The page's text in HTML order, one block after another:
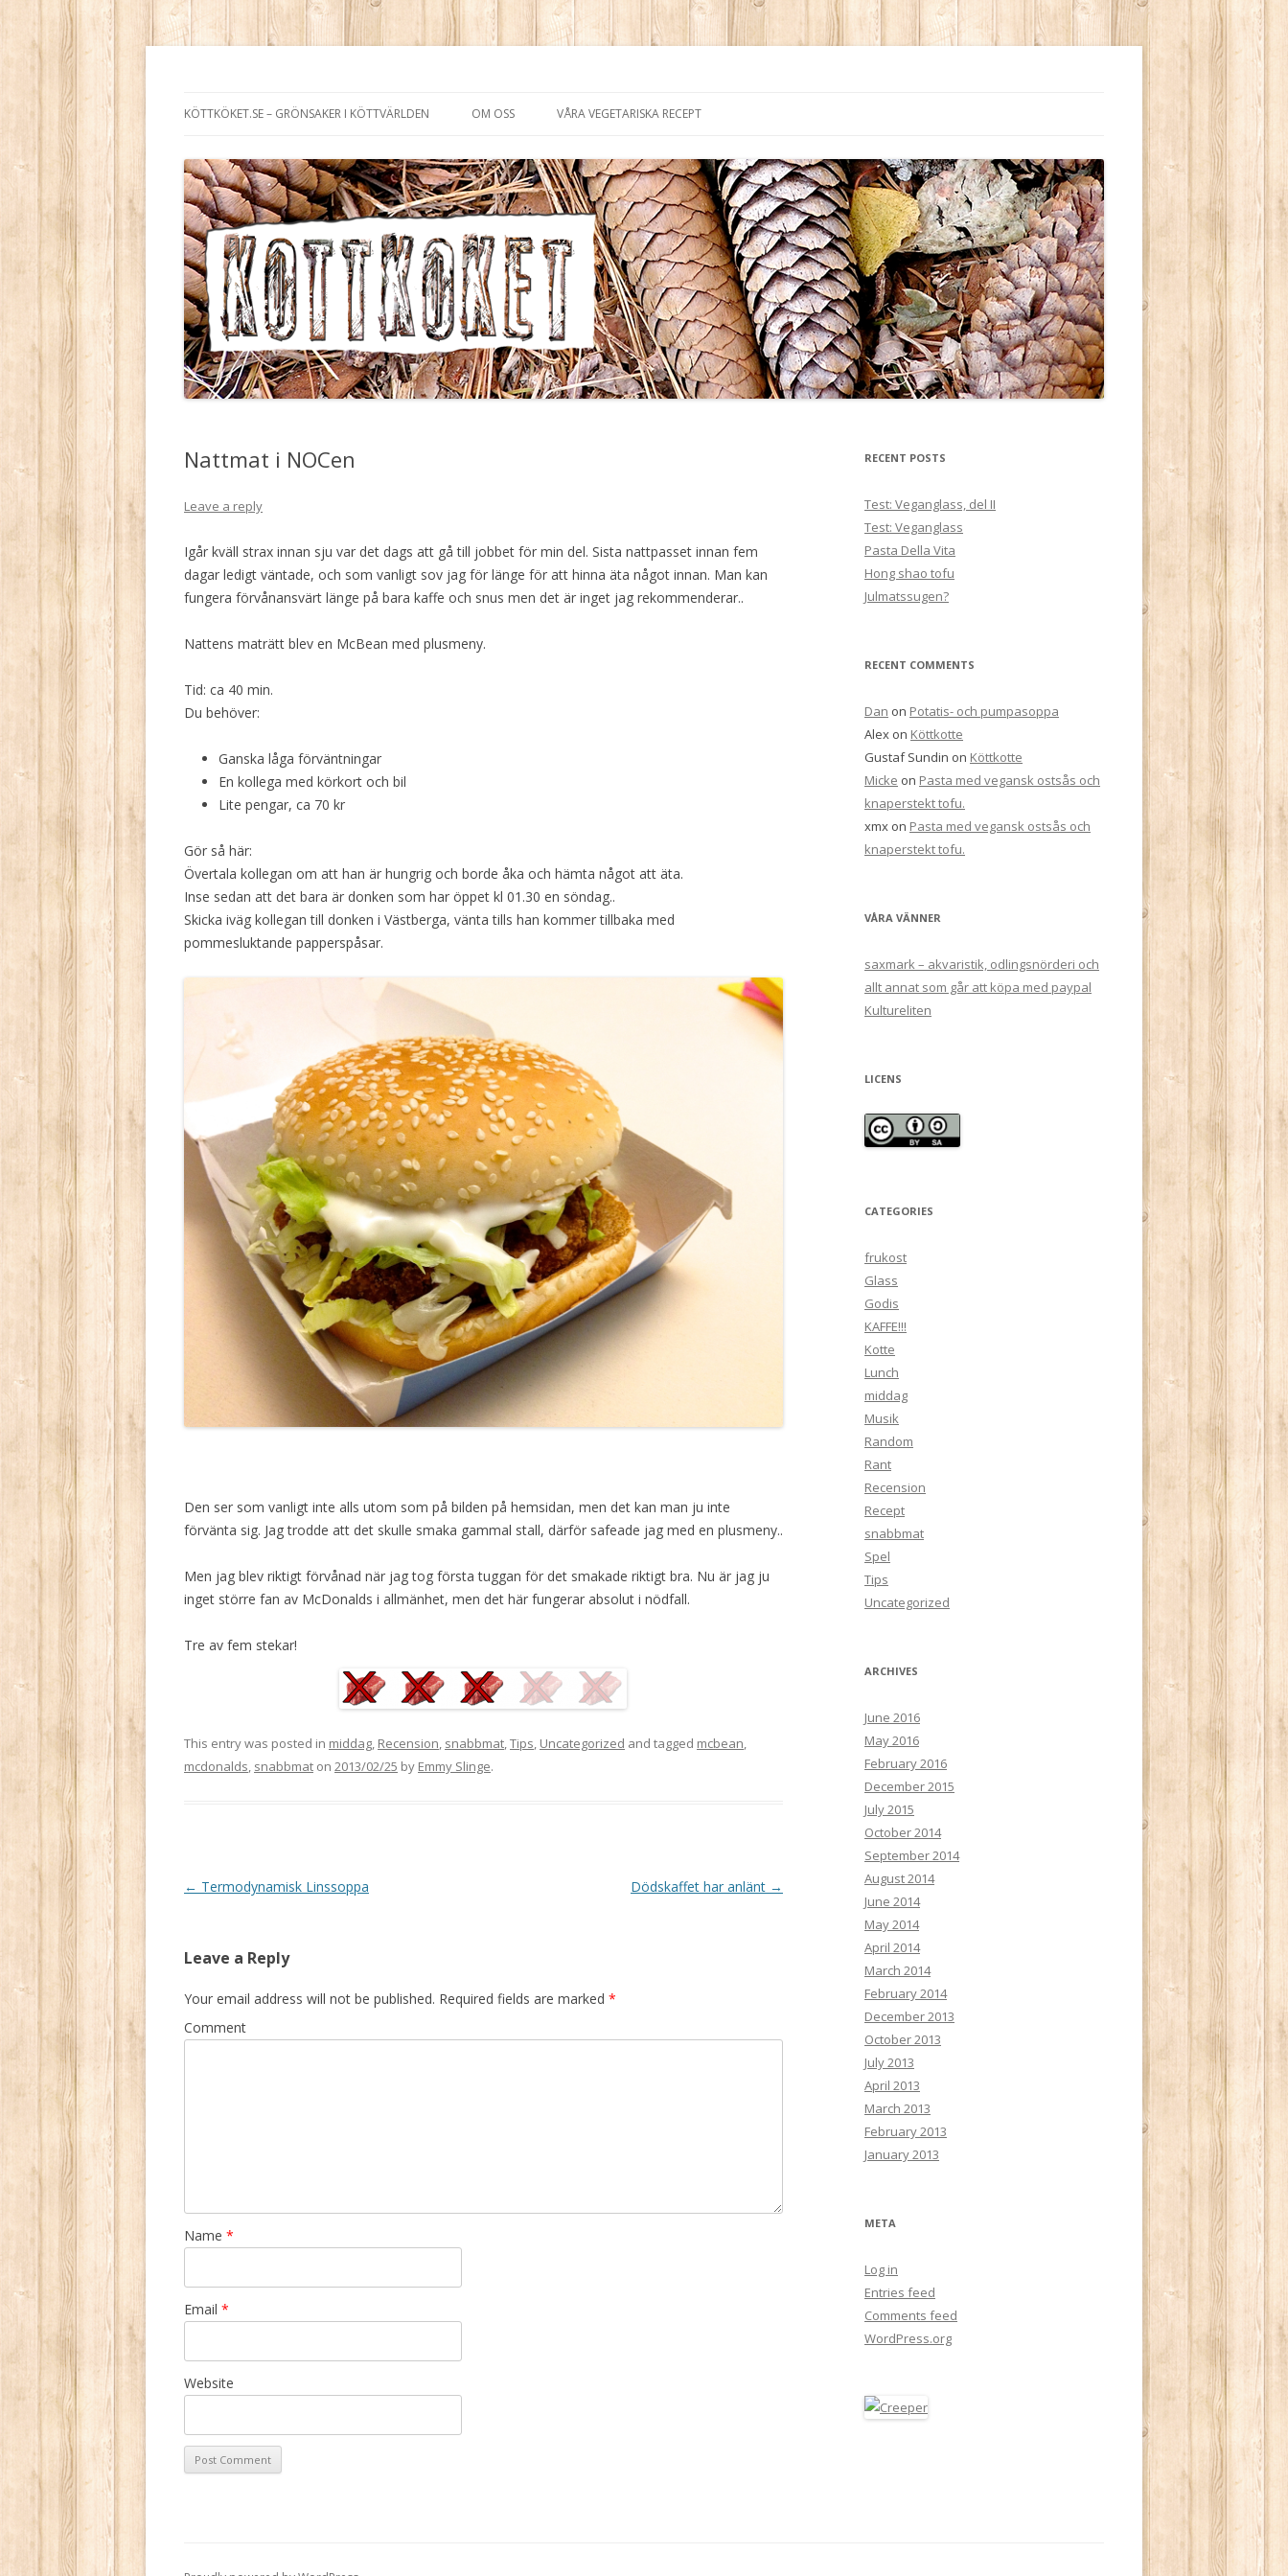
to
KÖTTKÖKET.SE – GRÖNSAKER I KÖTTVÄRLDEN OM OSS VÅRA VEGETARISKA RECEPT
Nattmat i NOCen
Leave a reply
Igår kväll strax innan sju var det dags att gå till jobbet för min del. Sista nattpasset innan fem
dagar ledigt väntade, och som vanligt sov jag för länge för att hinna äta något innan. Man kan
fungera förvånansvärt länge på bara kaffe och snus men det är inget jag rekommenderar..
Nattens maträtt blev en McBean med plusmeny.
Tid: ca 40 min.
Du behöver:
Ganska låga förväntningar
En kollega med körkort och bil
Lite pengar, ca 70 kr
Gör så här:
Övertala kollegan om att han är hungrig och borde åka och hämta något att äta.
Inse sedan att det bara är donken som har öppet kl 01.30 en söndag..
Skicka iväg kollegan till donken i Västberga, vänta tills han kommer tillbaka med
pommesluktande papperspåsar.
Den ser som vanligt inte alls utom som på bilden på hemsidan, men det kan man ju inte
förvänta sig. Jag trodde att det skulle smaka gammal stall, därför safeade jag med en plusmeny..
Men jag blev riktigt förvånad när jag tog första tuggan för det smakade riktigt bra. Nu är jag ju
inget större fan av McDonalds i allmänhet, men det här fungerar absolut i nödfall.
Tre av fem stekar!
This entry was posted in middag, Recension, snabbmat,Tips, Uncategorized and tagged mcbean,
mcdonalds, snabbmat on 2013/02/25 by Emmy Slinge.
Post
← Termodynamisk Linssoppa Dödskaffet har anlänt →
Leave a Reply
Your email address will not be published. Required fields are marked *
Comment
Name *
Email *
Website
RECENT POSTS
Test: Veganglass, del II
Test: Veganglass
Pasta Della Vita
Hong shao tofu
Julmatssugen?
RECENT COMMENTS
Dan on Potatis- och pumpasoppa
Alex on Köttkotte
Gustaf Sundin on Köttkotte
Micke on Pasta med vegansk ostsås och
knaperstekt tofu.
xmx on Pasta med vegansk ostsås och
knaperstekt tofu.
VÅRA VÄNNER
saxmark – akvaristik, odlingsnörderi och
allt annat som går att köpa med paypal
Kultureliten
LICENS
CATEGORIES
frukost
Glass
Godis
KAFFE!!!
Kotte
Lunch
middag
Musik
Random
Rant
Recension
Recept
snabbmat
Spel
Tips
Uncategorized
ARCHIVES
June 2016
May 2016
February 2016
December 2015
July 2015
October 2014
September 2014
August 2014
June 2014
May 2014
April 2014
March 2014
February 2014
December 2013
October 2013
July 2013
April 2013
March 2013
February 2013
January 2013
META
Log in
Entries feed
Comments feed
WordPress.org